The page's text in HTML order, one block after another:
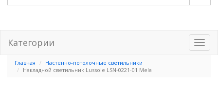
Категории
Главная
Настенно-потолочные светильники
Накладной светильник Lussole LSN-0221-01 Mela